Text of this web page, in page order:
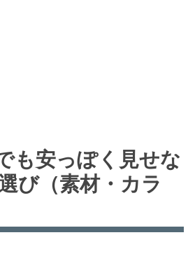
も安っぽく見せな
び（素材・カラ